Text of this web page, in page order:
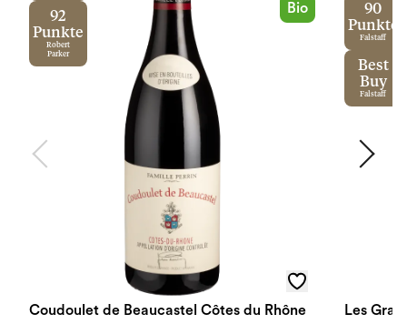
92
Punkte
Robert
Parker
Bio
Coudoulet de Beaucastel Côtes du Rhône
90
Punkte
Falstaff
Best
Buy
Falstaff
Les